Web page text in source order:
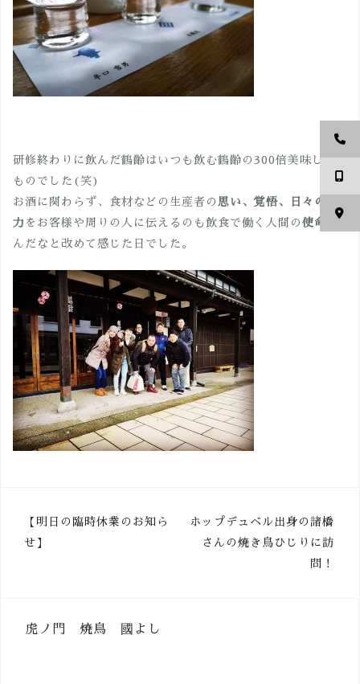
研修終わりに飲んだ鶴齡はいつも飲む鶴齡の300倍美味しい
ものでした(笑)
お酒に関わらず、食材などの生産者の 思い、覚悟、日々の努
力 をお客様や周りの人に伝えるのも飲食で働く人間の 使命
んだなと改めて感じた日でした。
投
稿
ゲ
【明日の臨時休業のお知ら
せ】
ホップデュベル出身の諸橋
さんの焼き鳥ひじりに訪
問！
虎ノ門 焼鳥 國よし